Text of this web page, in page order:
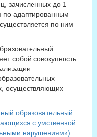
зачисленных до 1
по адаптированным
по ним
собой совокупность
осуществляющих
образовательный
с умственной
нарушениями)